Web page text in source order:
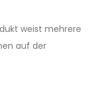
weist mehrere
auf der